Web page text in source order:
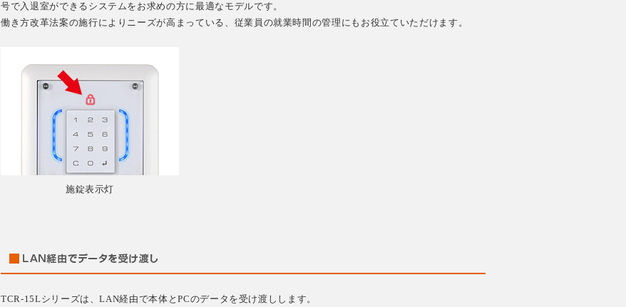
号で入退室ができるシステムをお求めの方に最適なモデルです。
働き方改革法案の施行によりニーズが高まっている、従業員の就業時間の管理にもお役立ていただけます。
施錠表示灯
TCR-15Lシリーズは、LAN経由で本体とPCのデータを受け渡しします。